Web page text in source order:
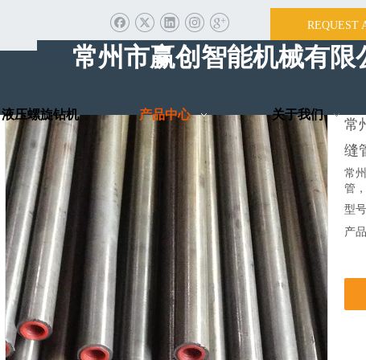
REQUEST
常州市赢创智能机械
液压螺旋钻机 产品中心 关于我们
首页 / 产品中心 / 液
常
缝
常
管
型号
产